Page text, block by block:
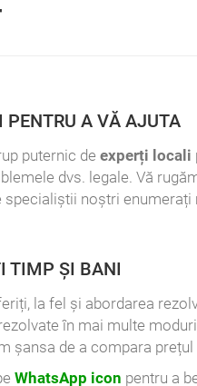
PENTRU A VĂ AJUTA
puternic de experți locali
dvs. legale. Vă
specialiștii noștri enumerați
TIMP ȘI BANI
la fel și abordarea
în mai multe
șansa de a compara prețul
WhatsApp icon pentru a